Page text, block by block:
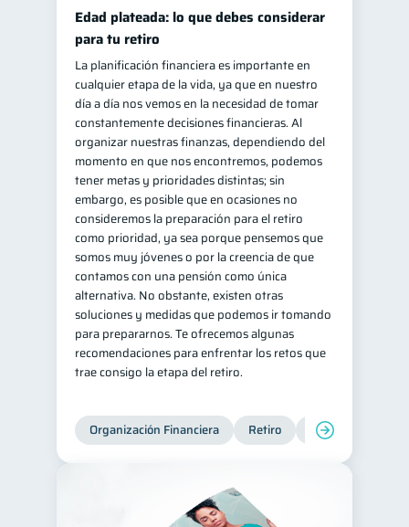
Seguridad financiera 13
Salud financiera
Productos financieros 11
Organización Financiera 10
Deudas
Entidad financiera 8
Préstamos Ahorro
Consejos 6
Tarjeta de crédito
Historial crediticio 6
Ciberseguridad
Servicios 4
Derechos & Deberes 4
Vacaciones 2 Inversiones
Finanzas en Pareja 1
Edad plateada: lo que debes considerar
para tu retiro
La planificación financiera es importante en
cualquier etapa de la vida, ya que en nuestro
día a día nos vemos en la necesidad de tomar
constantemente decisiones financieras. Al
organizar nuestras finanzas, dependiendo del
momento en que nos encontremos, podemos
tener metas y prioridades distintas; sin
embargo, es posible que en ocasiones no
consideremos la preparación para el retiro
como prioridad, ya sea porque pensemos que
somos muy jóvenes o por la creencia de que
contamos con una pensión como única
alternativa. No obstante, existen otras
soluciones y medidas que podemos ir tomando
para prepararnos. Te ofrecemos algunas
recomendaciones para enfrentar los retos que
trae consigo la etapa del retiro.
Organización Financiera Retiro Cuenta